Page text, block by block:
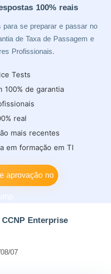
100% reais
se preparar e passar no
de Taxa de Passagem e
Profissionais.
Tests
100% de garantia
real
mais recentes
em formação em TI
aprovação no
Enterprise
07